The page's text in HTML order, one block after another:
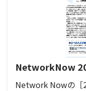
NetworkNow
Network Nowの［